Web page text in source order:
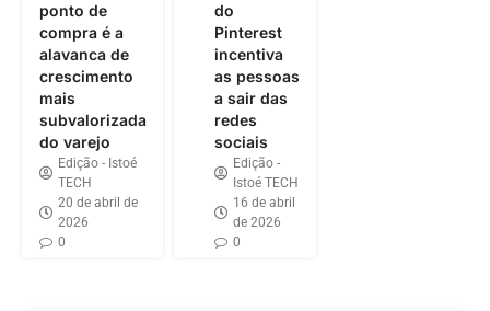
ponto de
compra é a
alavanca de
crescimento
mais
subvalorizada
do varejo
Edição - Istoé
TECH
20 de abril de
2026
0
do
Pinterest
incentiva
as pessoas
a sair das
redes
sociais
Edição -
Istoé TECH
16 de abril
de 2026
0